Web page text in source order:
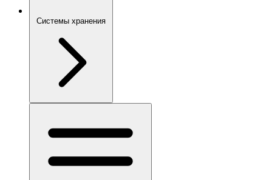
Системы хранения